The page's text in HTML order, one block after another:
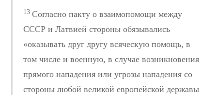
13 Согласно пакту о взаимопомощи между
СССР и Латвией стороны обязывались
«оказывать друг другу всяческую помощь, в
том числе и военную, в случае возникновения
прямого нападения или угрозы нападения со
стороны любой великой европейской державы